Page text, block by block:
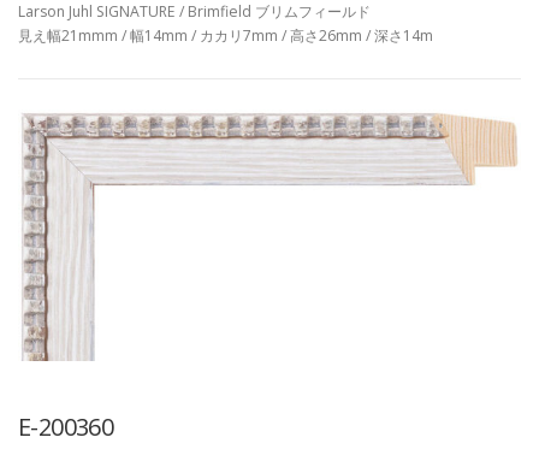
Larson Juhl SIGNATURE / Brimfield ブリムフィールド
見え幅21mmm / 幅14mm / カカリ7mm / 高さ26mm / 深さ14m
E-200360